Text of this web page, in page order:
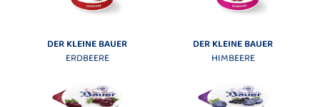
DER KLEINE BAUER
ERDBEERE
DER KLEINE BAUER
HIMBEERE